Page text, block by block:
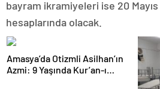
bayram ikramiyeleri ise 20
hesaplarında olacak.
Amasya’da Otizmli Asilhan’ın
Azmi: 9 Yaşında Kur’an-ı